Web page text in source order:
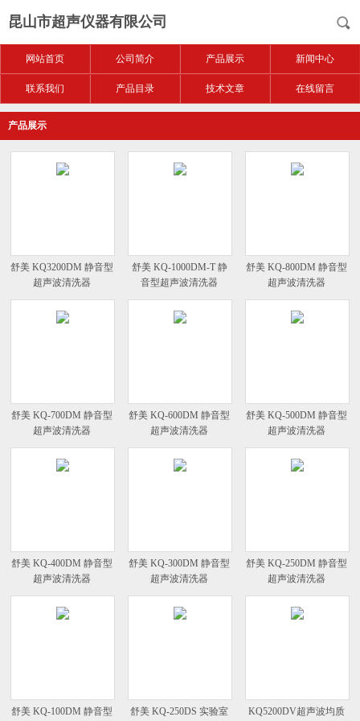
昆山市超声仪器有限公司
网站首页 公司简介 产品展示 新闻中心
联系我们 产品目录 技术文章 在线留言
产品展示
舒美 KQ3200DM 静音型
超声波清洗器
舒美 KQ-1000DM-T 静
音型超声波清洗器
舒美 KQ-800DM 静音型
超声波清洗器
舒美 KQ-700DM 静音型
超声波清洗器
舒美 KQ-600DM 静音型
超声波清洗器
舒美 KQ-500DM 静音型
超声波清洗器
舒美 KQ-400DM 静音型
超声波清洗器
舒美 KQ-300DM 静音型
超声波清洗器
舒美 KQ-250DM 静音型
超声波清洗器
舒美 KQ-100DM 静音型
舒美 KQ-250DS 实验室
KQ5200DV超声波均质